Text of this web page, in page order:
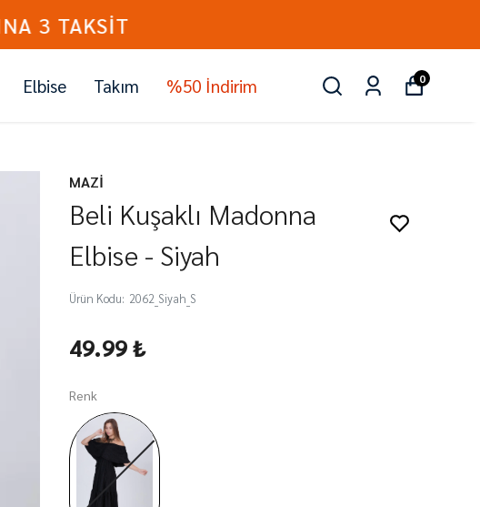
Elbise Takım %50 İndirim 0
MAZİ
Beli Kuşaklı Madonna
Elbise - Siyah
Ürün Kodu: 2062_Siyah_S
49.99 ₺
Renk